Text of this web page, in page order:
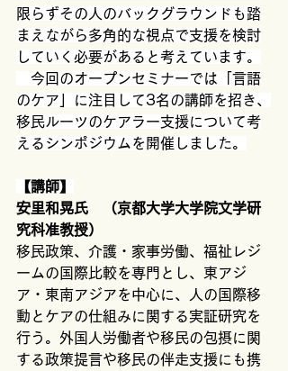
限らずその人のバックグラウンドも踏
まえながら多角的な視点で支援を検討
していく必要があると考えています。
今回のオープンセミナーでは「言語
のケア」に注目して3名の講師を招き、
移民ルーツのケアラー支援について考
えるシンポジウムを開催しました。
【講師】
安里和晃氏　（京都大学大学院文学研
究科准教授）
移民政策、介護・家事労働、福祉レジ
ームの国際比較を専門とし、東アジ
ア・東南アジアを中心に、人の国際移
動とケアの仕組みに関する実証研究を
行う。外国人労働者や移民の包摂に関
する政策提言や移民の伴走支援にも携